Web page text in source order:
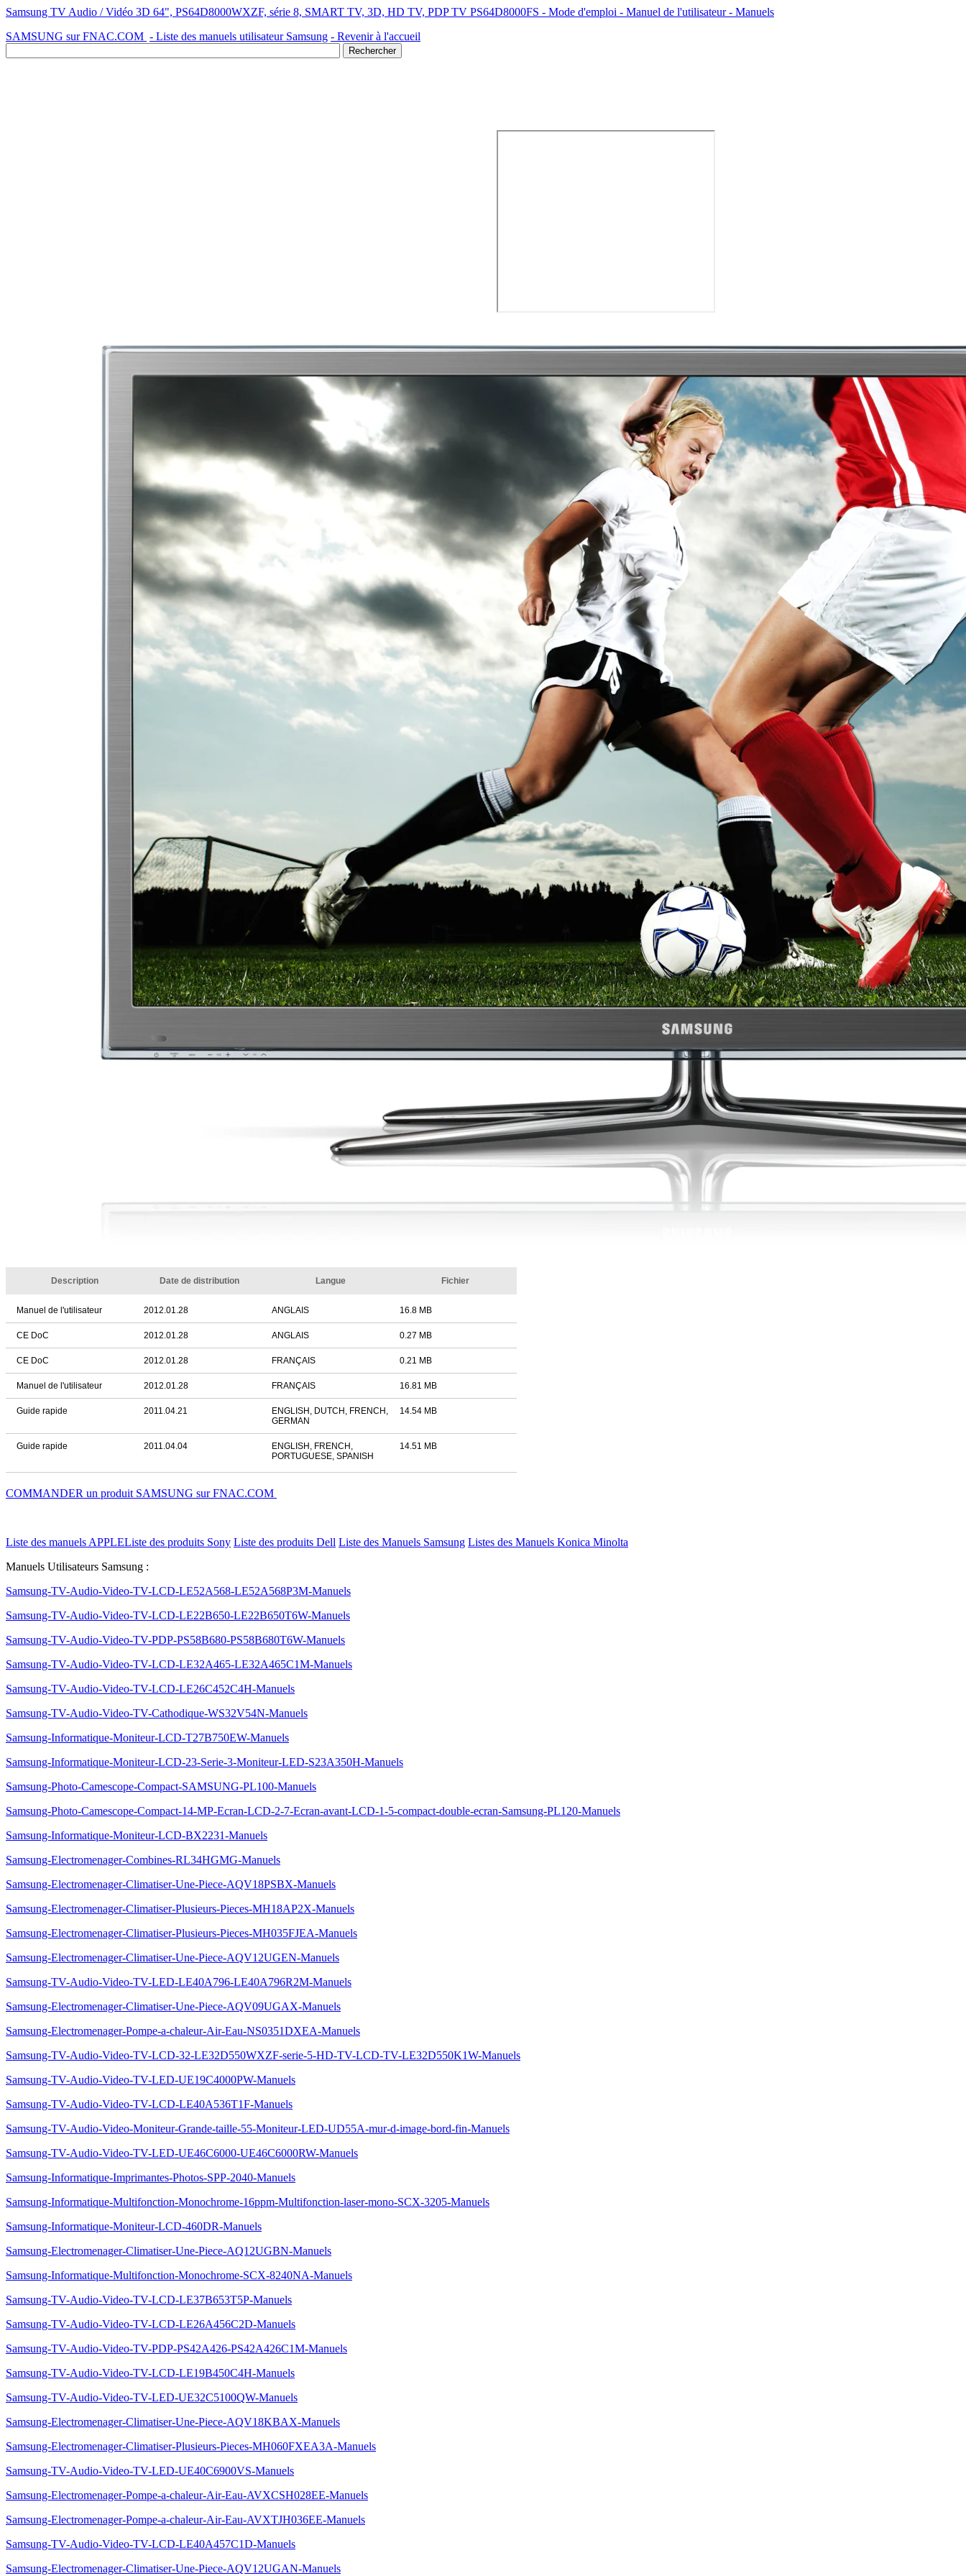
Samsung TV Audio / Vidéo 3D 64", PS64D8000WXZF, série 8, SMART TV, 3D, HD TV, PDP TV PS64D8000FS - Mode d'emploi - Manuel de l'utilisateur - Manuels
SAMSUNG sur FNAC.COM - Liste des manuels utilisateur Samsung - Revenir à l'accueil
Description Date de distribution Langue Fichier
Manuel de l'utilisateur 2012.01.28 ANGLAIS 16.8 MB
CE DoC 2012.01.28 ANGLAIS 0.27 MB
CE DoC 2012.01.28 FRANÇAIS 0.21 MB
Manuel de l'utilisateur 2012.01.28 FRANÇAIS 16.81 MB
Guide rapide 2011.04.21
ENGLISH, DUTCH, FRENCH,
GERMAN
14.54 MB
Guide rapide 2011.04.04
ENGLISH, FRENCH,
PORTUGUESE, SPANISH
14.51 MB
COMMANDER un produit SAMSUNG sur FNAC.COM
Liste des manuels APPLEListe des produits Sony Liste des produits Dell Liste des Manuels Samsung Listes des Manuels Konica Minolta
Manuels Utilisateurs Samsung :
Samsung-TV-Audio-Video-TV-LCD-LE52A568-LE52A568P3M-Manuels
Samsung-TV-Audio-Video-TV-LCD-LE22B650-LE22B650T6W-Manuels
Samsung-TV-Audio-Video-TV-PDP-PS58B680-PS58B680T6W-Manuels
Samsung-TV-Audio-Video-TV-LCD-LE32A465-LE32A465C1M-Manuels
Samsung-TV-Audio-Video-TV-LCD-LE26C452C4H-Manuels
Samsung-TV-Audio-Video-TV-Cathodique-WS32V54N-Manuels
Samsung-Informatique-Moniteur-LCD-T27B750EW-Manuels
Samsung-Informatique-Moniteur-LCD-23-Serie-3-Moniteur-LED-S23A350H-Manuels
Samsung-Photo-Camescope-Compact-SAMSUNG-PL100-Manuels
Samsung-Photo-Camescope-Compact-14-MP-Ecran-LCD-2-7-Ecran-avant-LCD-1-5-compact-double-ecran-Samsung-PL120-Manuels
Samsung-Informatique-Moniteur-LCD-BX2231-Manuels
Samsung-Electromenager-Combines-RL34HGMG-Manuels
Samsung-Electromenager-Climatiser-Une-Piece-AQV18PSBX-Manuels
Samsung-Electromenager-Climatiser-Plusieurs-Pieces-MH18AP2X-Manuels
Samsung-Electromenager-Climatiser-Plusieurs-Pieces-MH035FJEA-Manuels
Samsung-Electromenager-Climatiser-Une-Piece-AQV12UGEN-Manuels
Samsung-TV-Audio-Video-TV-LED-LE40A796-LE40A796R2M-Manuels
Samsung-Electromenager-Climatiser-Une-Piece-AQV09UGAX-Manuels
Samsung-Electromenager-Pompe-a-chaleur-Air-Eau-NS0351DXEA-Manuels
Samsung-TV-Audio-Video-TV-LCD-32-LE32D550WXZF-serie-5-HD-TV-LCD-TV-LE32D550K1W-Manuels
Samsung-TV-Audio-Video-TV-LED-UE19C4000PW-Manuels
Samsung-TV-Audio-Video-TV-LCD-LE40A536T1F-Manuels
Samsung-TV-Audio-Video-Moniteur-Grande-taille-55-Moniteur-LED-UD55A-mur-d-image-bord-fin-Manuels
Samsung-TV-Audio-Video-TV-LED-UE46C6000-UE46C6000RW-Manuels
Samsung-Informatique-Imprimantes-Photos-SPP-2040-Manuels
Samsung-Informatique-Multifonction-Monochrome-16ppm-Multifonction-laser-mono-SCX-3205-Manuels
Samsung-Informatique-Moniteur-LCD-460DR-Manuels
Samsung-Electromenager-Climatiser-Une-Piece-AQ12UGBN-Manuels
Samsung-Informatique-Multifonction-Monochrome-SCX-8240NA-Manuels
Samsung-TV-Audio-Video-TV-LCD-LE37B653T5P-Manuels
Samsung-TV-Audio-Video-TV-LCD-LE26A456C2D-Manuels
Samsung-TV-Audio-Video-TV-PDP-PS42A426-PS42A426C1M-Manuels
Samsung-TV-Audio-Video-TV-LCD-LE19B450C4H-Manuels
Samsung-TV-Audio-Video-TV-LED-UE32C5100QW-Manuels
Samsung-Electromenager-Climatiser-Une-Piece-AQV18KBAX-Manuels
Samsung-Electromenager-Climatiser-Plusieurs-Pieces-MH060FXEA3A-Manuels
Samsung-TV-Audio-Video-TV-LED-UE40C6900VS-Manuels
Samsung-Electromenager-Pompe-a-chaleur-Air-Eau-AVXCSH028EE-Manuels
Samsung-Electromenager-Pompe-a-chaleur-Air-Eau-AVXTJH036EE-Manuels
Samsung-TV-Audio-Video-TV-LCD-LE40A457C1D-Manuels
Samsung-Electromenager-Climatiser-Une-Piece-AQV12UGAN-Manuels